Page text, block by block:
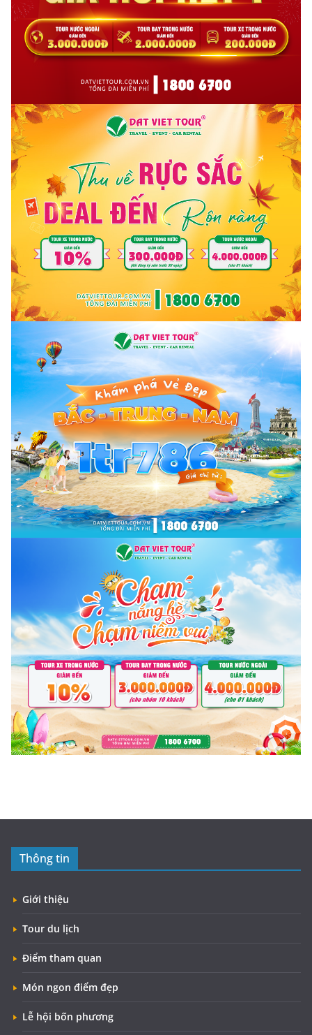
Thông tin
Giới thiệu
Tour du lịch
Điểm tham quan
Món ngon điểm đẹp
Lễ hội bốn phương